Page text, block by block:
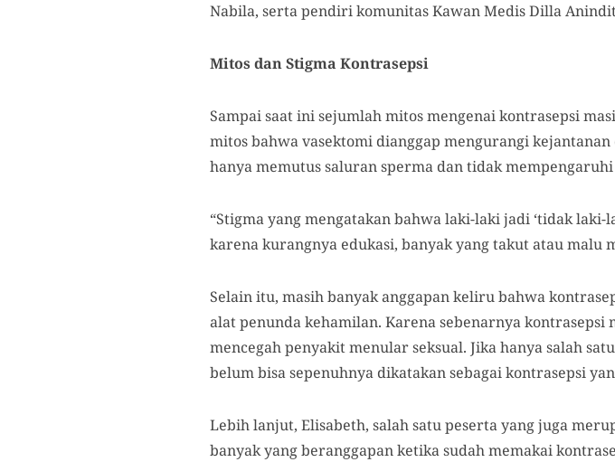
Nabila, serta pendiri komunitas Kawan Medis Dilla
Mitos dan Stigma Kontrasepsi
Sampai saat ini sejumlah mitos mengenai kontrasepsi
mitos bahwa vasektomi dianggap mengurangi
hanya memutus saluran sperma dan tidak
“Stigma yang mengatakan bahwa laki-laki jadi ‘tidak
karena kurangnya edukasi, banyak yang takut atau
Selain itu, masih banyak anggapan keliru bahwa
alat penunda kehamilan. Karena sebenarnya
mencegah penyakit menular seksual. Jika hanya salah
belum bisa sepenuhnya dikatakan sebagai kontrasepsi
Lebih lanjut, Elisabeth, salah satu peserta yang juga
banyak yang beranggapan ketika sudah memakai